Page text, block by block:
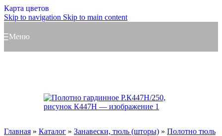
Карта цветов
Skip to navigation Skip to main content
Меню
Главная » Каталог » Занавески, тюль (шторы) » Полотно тюль